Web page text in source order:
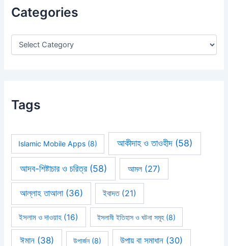
f
r
Categories
Tags
Islamic Mobile Apps (8) আকীদাহ ও তাওহীদ(58)
আদব-শিষ্টাচার ও চরিত্র(58) আমল(27)
আল্লাহ তাআলা(36) ইবাদত(21)
ইসলাম ও দাওয়াহ (16) ইসলামী ইতিহাস ও ঘটনা সমূহ(8)
ঈমান(38) উপার্জন(8) উপায় বা সমাধান (30)